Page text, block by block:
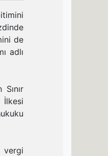
de
adlı
vergi